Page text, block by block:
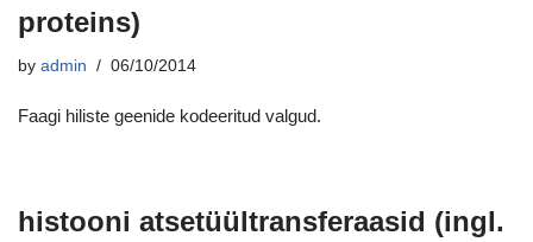
proteins)
by admin 06/10/2014
Faagi hiliste geenide kodeeritud valgud.
histooni atsetüültransferaasid (ingl.